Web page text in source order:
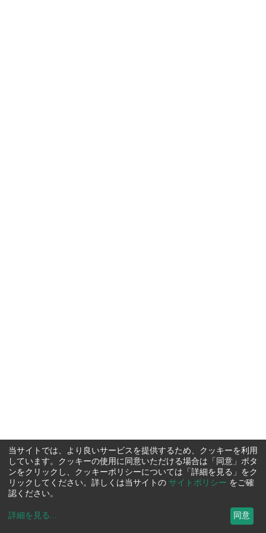
当サイトでは、より良いサービスを提供するため、クッキーを利用
しています。クッキーの使用に同意いただける場合は「同意」ボタ
ンをクリックし、クッキーポリシーについては「詳細を見る」をク
リックしてください。詳しくは当サイトの サイトポリシー をご確
認ください。
詳細を見る ... 同意